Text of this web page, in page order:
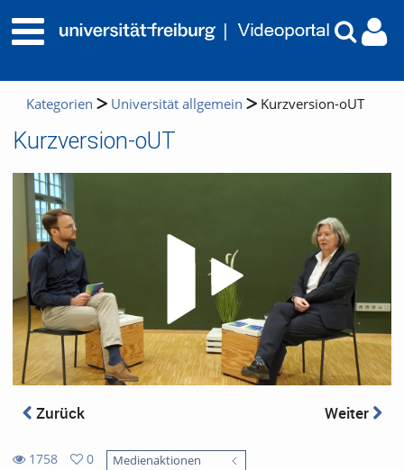
Kategorien Universität allgemein Kurzversion-oUT
Kurzversion-oUT
Zurück Weiter
1758
0
Medienaktionen